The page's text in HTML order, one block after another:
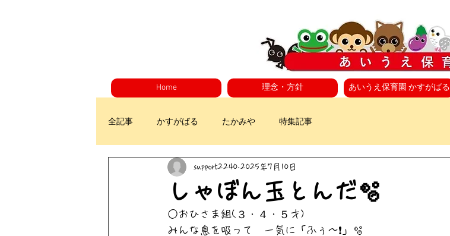
Home 理念・方針 あいうえ保育園 かすがばる
全記事 かすがばる たかみや 特集記事
しゃぼん玉とんだ🫧
support2240 2025年7月10日
○おひさま組(３・４・５才)
みんな息を吸って　一気に「ふぅ～❗」🫧